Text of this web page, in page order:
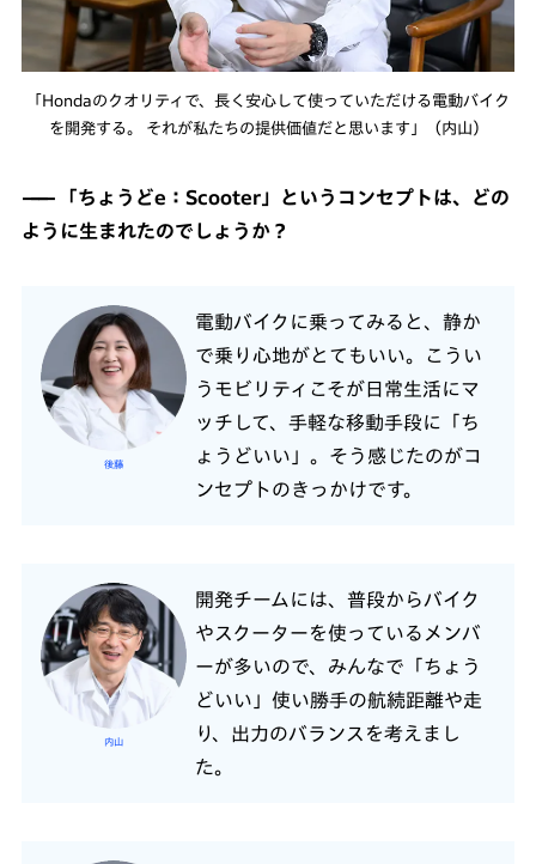
「Hondaのクオリティで、長く安心して使っていただける電動バイク
を開発する。 それが私たちの提供価値だと思います」（内山）
「ちょうどe：Scooter」というコンセプトは、どの
ように生まれたのでしょうか？
後藤
電動バイクに乗ってみると、静か
で乗り心地がとてもいい。こうい
うモビリティこそが日常生活にマ
ッチして、手軽な移動手段に「ち
ょうどいい」。そう感じたのがコ
ンセプトのきっかけです。
内山
開発チームには、普段からバイク
やスクーターを使っているメンバ
ーが多いので、みんなで「ちょう
どいい」使い勝手の航続距離や走
り、出力のバランスを考えまし
た。